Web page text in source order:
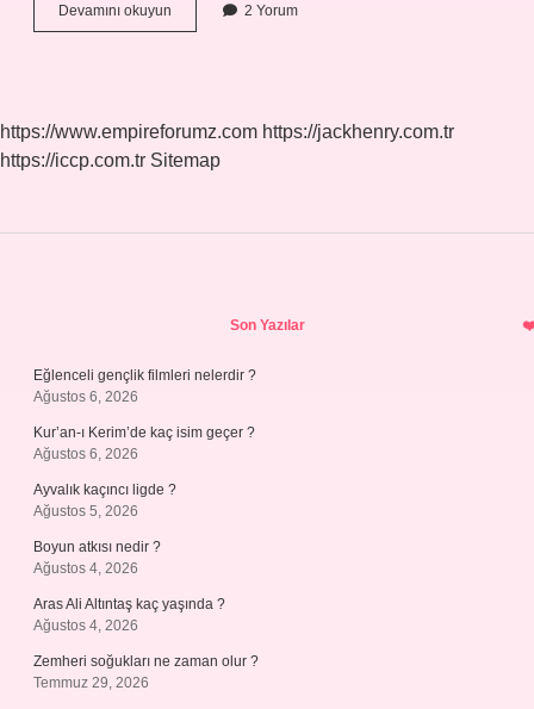
Devamını okuyun Hibiskus
Cinsel
2 Yorum
https://www.empireforumz.com https://jackhenry.com.tr
https://iccp.com.tr Sitemap
Son Yazılar
Eğlenceli gençlik filmleri nelerdir ?
Ağustos 6, 2026
Kur’an-ı Kerim’de kaç isim geçer ?
Ağustos 6, 2026
Ayvalık kaçıncı ligde ?
Ağustos 5, 2026
Boyun atkısı nedir ?
Ağustos 4, 2026
Aras Ali Altıntaş kaç yaşında ?
Ağustos 4, 2026
Zemheri soğukları ne zaman olur ?
Temmuz 29, 2026